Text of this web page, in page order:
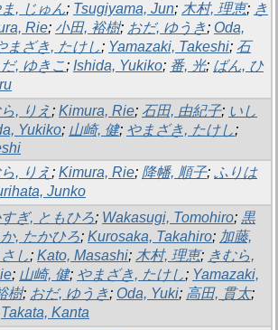
, じゅん; Tsugiyama, Jun; 木村, 理恵; き
Rie; 小田, 裕樹; おだ, ゆうき; Oda,
まざき, たけし; Yamazaki, Takeshi; 石
, ゆきこ; Ishida, Yukiko; 番, 光; ばん, ひ
, りえ; Kimura, Rie; 石田, 由紀子; いし
Yukiko; 山崎, 健; やまざき, たけし;
, りえ; Kimura, Rie; 降幡, 順子; ふりは
Junko
ぎ, ともひろ; Wakasugi, Tomohiro; 黒
か, たかひろ; Kurosaka, Takahiro; 加藤,
し; Kato, Masashi; 木村, 理恵; きむら,
; 山崎, 健; やまざき, たけし; Yamazaki,
樹; おだ, ゆうき; Oda, Yuki; 高田, 貫太;
Takata, Kanta